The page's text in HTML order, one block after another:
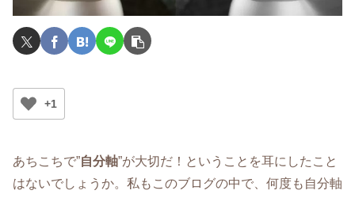
+1
あちこちで”自分軸”が大切だ！ということを耳にしたこと
はないでしょうか。私もこのブログの中で、何度も自分軸